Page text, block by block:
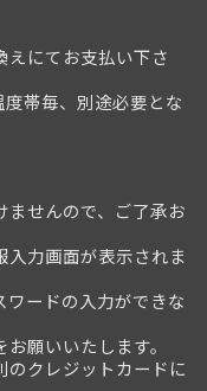
にてお支払い下さ
帯毎、別途必要とな
せんので、ご了承お
力画面が表示されま
ードの入力ができな
願いいたします。
クレジットカードに